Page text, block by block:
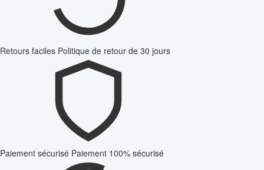
Retours faciles Politique de retour de 30 jours
Paiement sécurisé Paiement 100% sécurisé